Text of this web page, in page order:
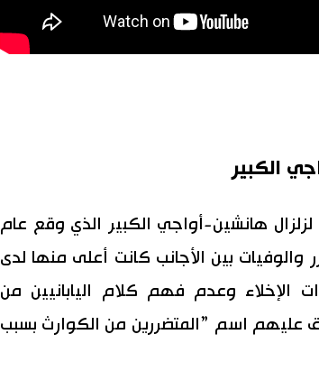
الكبير
هانشين-أواجي الكبير الذي وقع عام
والوفيات بين الأجانب كانت أعلى منها لدى
الإخلاء وعدم فهم كلام اليابانيين من
اسم ”المتضررين من الكوارث بسبب